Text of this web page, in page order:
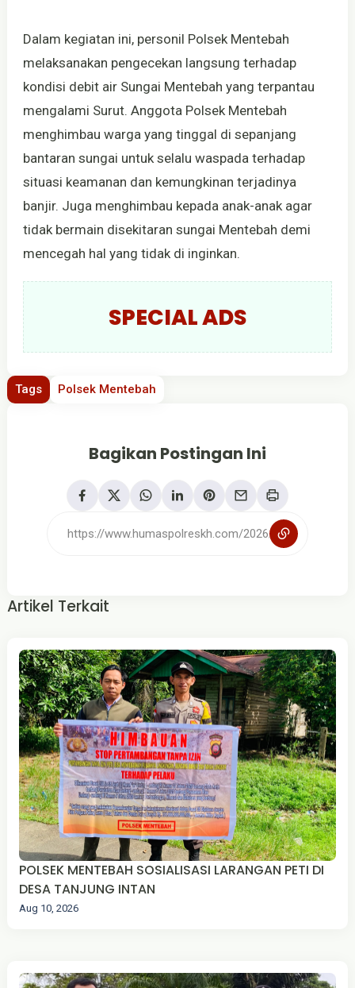
Dalam kegiatan ini, personil Polsek Mentebah
melaksanakan pengecekan langsung terhadap
kondisi debit air Sungai Mentebah yang terpantau
mengalami Surut. Anggota Polsek Mentebah
menghimbau warga yang tinggal di sepanjang
bantaran sungai untuk selalu waspada terhadap
situasi keamanan dan kemungkinan terjadinya
banjir. Juga menghimbau kepada anak-anak agar
tidak bermain disekitaran sungai Mentebah demi
mencegah hal yang tidak di inginkan.
SPECIAL ADS
Tags Polsek Mentebah
Bagikan Postingan Ini
Artikel Terkait
‎POLSEK MENTEBAH SOSIALISASI LARANGAN PETI DI
DESA TANJUNG INTAN
Aug 10, 2026